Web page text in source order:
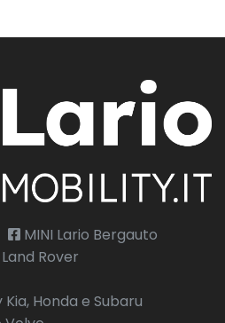
MINI Lario Bergauto
Rover
Honda e Subaru